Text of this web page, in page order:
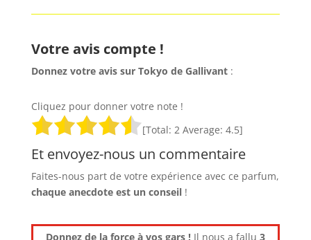
Votre avis compte !
Donnez votre avis sur Tokyo de Gallivant :
Cliquez pour donner votre note !
[Total: 2Average: 4.5]
Et envoyez-nous un commentaire
Faites-nous part de votre expérience avec ce parfum,
chaque anecdote est un conseil!
Donnez de la force à vos gars !Il nous a fallu 3